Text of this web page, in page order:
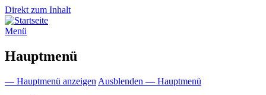
Direkt zum Inhalt
Menü
Hauptmenü
— Hauptmenü anzeigen Ausblenden — Hauptmenü